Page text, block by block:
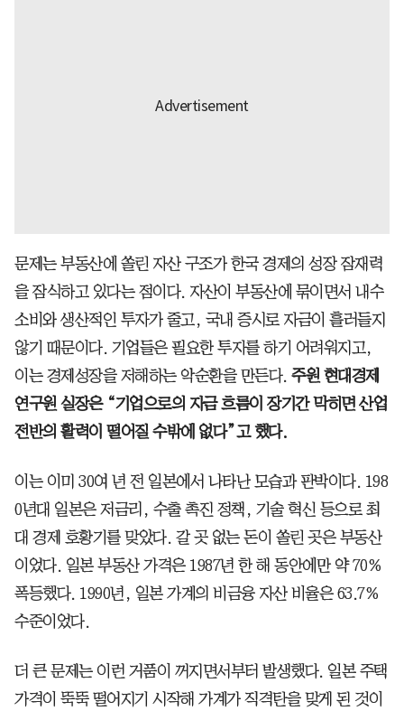
문제는 부동산에 쏠린 자산 구조가 한국 경제의 성장 잠재력
을 잠식하고 있다는 점이다. 자산이 부동산에 묶이면서 내수
소비와 생산적인 투자가 줄고, 국내 증시로 자금이 흘러들지
않기 때문이다. 기업들은 필요한 투자를 하기 어려워지고,
이는 경제성장을 저해하는 악순환을 만든다. 주원 현대경제
연구원 실장은 “기업으로의 자금 흐름이 장기간 막히면 산업
전반의 활력이 떨어질 수밖에 없다”고 했다.
이는 이미 30여 년 전 일본에서 나타난 모습과 판박이다. 198
0년대 일본은 저금리, 수출 촉진 정책, 기술 혁신 등으로 최
대 경제 호황기를 맞았다. 갈 곳 없는 돈이 쏠린 곳은 부동산
이었다. 일본 부동산 가격은 1987년 한 해 동안에만 약 70%
폭등했다. 1990년, 일본 가계의 비금융 자산 비율은 63.7%
수준이었다.
더 큰 문제는 이런 거품이 꺼지면서부터 발생했다. 일본 주택
가격이 뚝뚝 떨어지기 시작해 가계가 직격탄을 맞게 된 것이